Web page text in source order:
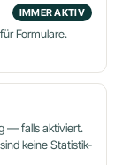
IMMER AKTIV
Formulare.
— falls aktiviert.
keine Statistik-